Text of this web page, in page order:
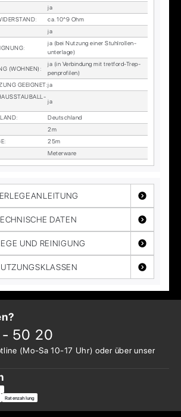
ja
:
ca. 10^9 Ohm
ja
:
ja (bei Nut­zung ei­ner Stuhl­rol­len­
un­ter­la­ge)
(WOH­NEN) :
ja (in Ver­bin­dung mit tret­ford-Trep­
pen­pro­fi­len)
GE­EIG­NET:ja
ja
:
Deutsch­land
2m
:
25m
Me­ter­wa­re
DATEN
UND REINIGUNG
50 20
(Mo-Sa 10-17 Uhr) oder überunser
Ratenzahlung